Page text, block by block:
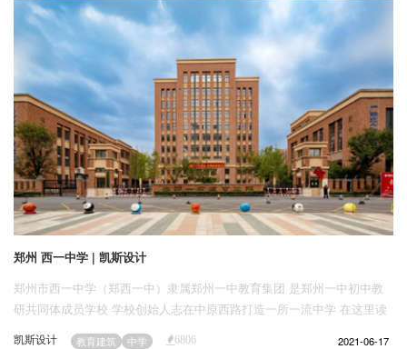
郑州 西一中学 | 凯斯设计
郑州市西一中学（郑西一中）隶属郑州一中教育集团 是郑州一中初中教
研共同体成员学校 学校创始人志在中原西路打造一所一流中学 在这里读
书的孩子们，亲切地唤她“西一”
凯斯设计 教育建筑 中学 6806 2021-06-17